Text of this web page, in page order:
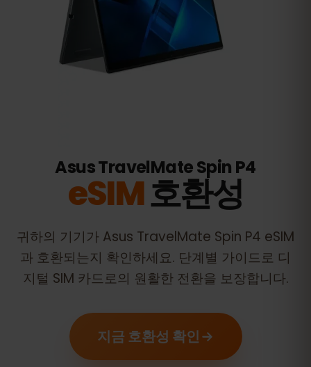
Asus TravelMate Spin P4
eSIM호환성
귀하의 기기가 Asus TravelMate Spin P4 eSIM
과 호환되는지 확인하세요. 단계별 가이드로 디
지털 SIM 카드로의 원활한 전환을 보장합니다.
지금 호환성 확인